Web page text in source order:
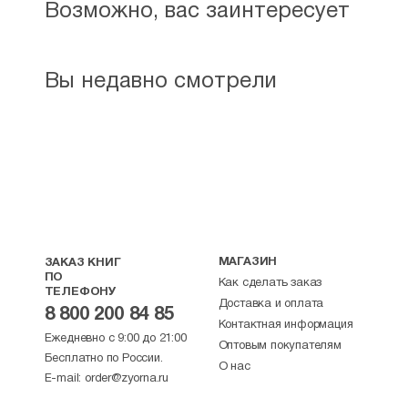
Возможно, вас заинтересует
Вы недавно смотрели
ЗАКАЗ КНИГ
ПО
ТЕЛЕФОНУ
8 800 200 84 85
Ежедневно с 9:00 до 21:00
Бесплатно по России.
E-mail: order@zyorna.ru
МАГАЗИН
Как сделать заказ
Доставка и оплата
Контактная информация
Оптовым покупателям
О нас